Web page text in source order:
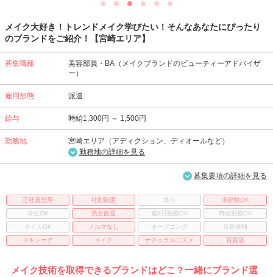
メイク大好き！トレンドメイク学びたい！そんなあなたにぴったり
のブランドをご紹介！【宮崎エリア】
募集職種
美容部員・BA（メイクブランドのビューティーアドバイザ
ー）
雇用形態 派遣
給与 時給1,300円 ～ 1,500円
勤務地
宮崎エリア（アディクション、ディオールなど）
勤務地の詳細を見る
募集要項の詳細を見る
正社員登用 社割制度 賞与
未経験OK
学生OK
男女歓迎 週3日勤務OK
時短勤務OK
ネイルOK
ノルマなし オープニング
店長候補
スキンケア
メイク ナチュラルコスメ 百貨店
メイク技術を取得できるブランドはどこ？一緒にブランド選